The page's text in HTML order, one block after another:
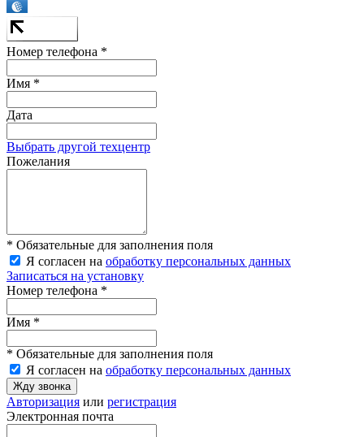
Номер телефона *
Имя *
Дата
Выбрать другой техцентр
Пожелания
* Обязательные для заполнения поля
Я согласен на обработку персональных данных
Записаться на установку
Номер телефона *
Имя *
* Обязательные для заполнения поля
Я согласен на обработку персональных данных
Жду звонка
Авторизация или регистрация
Электронная почта